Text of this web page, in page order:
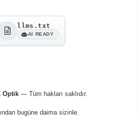
llms.txt
AI READY
Optik— Tüm hakları saklıdır.
bugüne daima sizinle.